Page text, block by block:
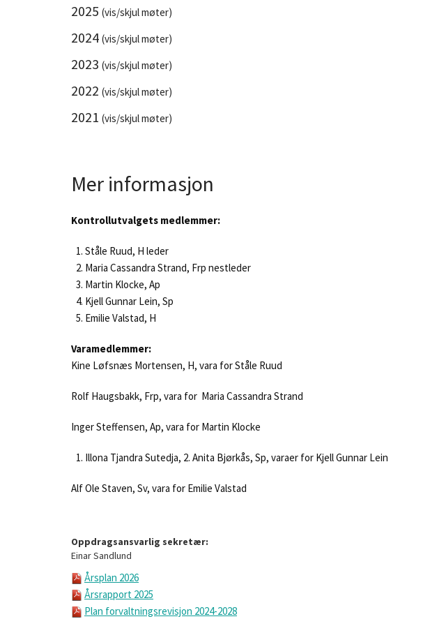
2025 (vis/skjul møter)
2024 (vis/skjul møter)
2023 (vis/skjul møter)
2022 (vis/skjul møter)
2021 (vis/skjul møter)
Mer informasjon
Kontrollutvalgets medlemmer:
Ståle Ruud, H leder
Maria Cassandra Strand, Frp nestleder
Martin Klocke, Ap
Kjell Gunnar Lein, Sp
Emilie Valstad, H
Varamedlemmer:
Kine Løfsnæs Mortensen, H, vara for Ståle Ruud
Rolf Haugsbakk, Frp, vara for Maria Cassandra Strand
Inger Steffensen, Ap, vara for Martin Klocke
Illona Tjandra Sutedja, 2. Anita Bjørkås, Sp, varaer for Kjell Gunnar Lein
Alf Ole Staven, Sv, vara for Emilie Valstad
Oppdragsansvarlig sekretær:
Einar Sandlund
Årsplan 2026
Årsrapport 2025
Plan forvaltningsrevisjon 2024-2028